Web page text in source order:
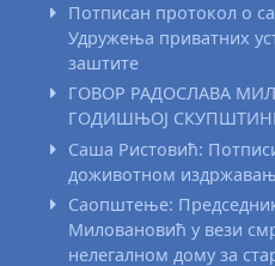
Потписан протокол о
Удружења приватних
заштите
ГОВОР РАДОСЛАВА
ГОДИШЊОЈ
Саша Ристовић:
доживотном
Саопштење:
Миловановић у вези
нелегалном дому за